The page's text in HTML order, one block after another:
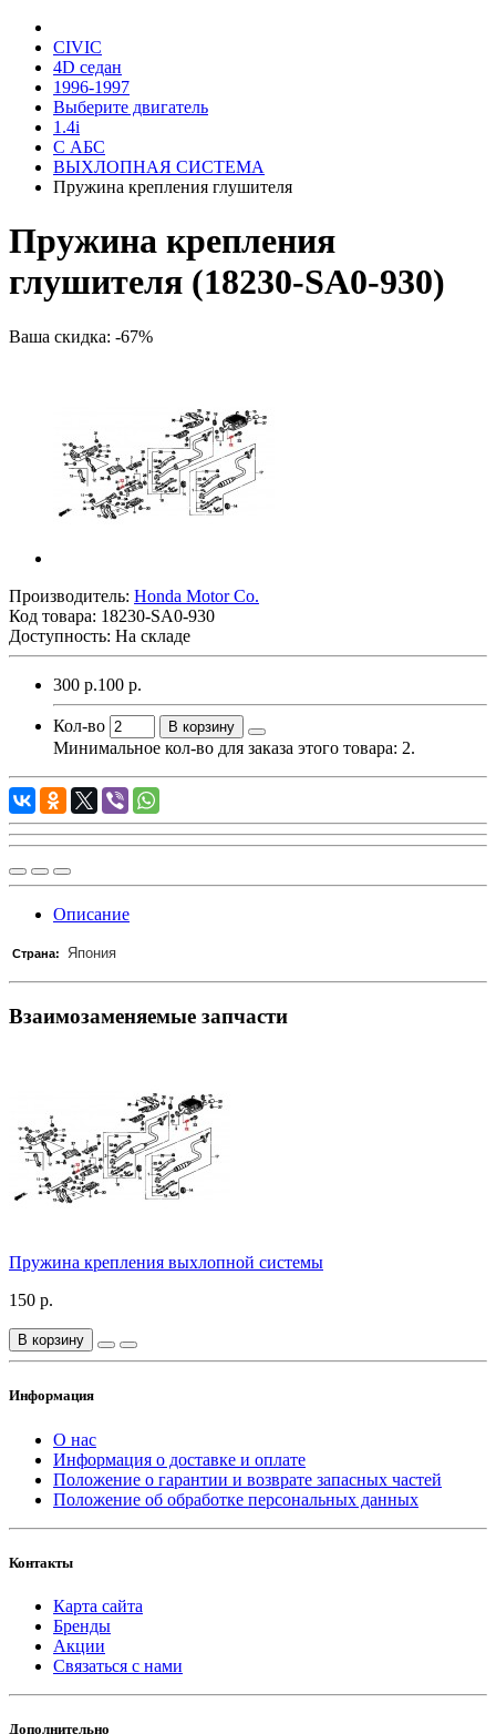
CIVIC
4D седан
1996-1997
Выберите двигатель
1.4i
С АБС
ВЫХЛОПНАЯ СИСТЕМА
Пружина крепления глушителя
Пружина крепления
глушителя (18230-SA0-930)
Ваша скидка: -67%
Производитель: Honda Motor Co.
Код товара: 18230-SA0-930
Доступность: На складе
300 р.100 р.
Кол-во В корзину
Минимальное кол-во для заказа этого товара: 2.
Описание
Страна: Япония
Взаимозаменяемые запчасти
Пружина крепления выхлопной системы
150 р.
В корзину
Информация
О нас
Информация о доставке и оплате
Положение о гарантии и возврате запасных частей
Положение об обработке персональных данных
Контакты
Карта сайта
Бренды
Акции
Связаться с нами
Дополнительно